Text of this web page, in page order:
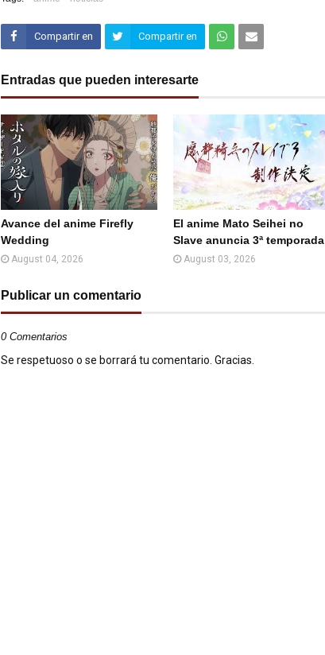
Compartir en Compartir en
en
What
sApp
por
Email
Entradas que pueden interesarte
Avance del anime Firefly
Wedding
August 04, 2026
El anime Mato Seihei no
Slave anuncia 3ª temporada
August 03, 2026
Publicar un comentario
0 Comentarios
Se respetuoso o se borrará tu comentario. Gracias.